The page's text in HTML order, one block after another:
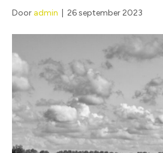
Door admin 26 september 2023